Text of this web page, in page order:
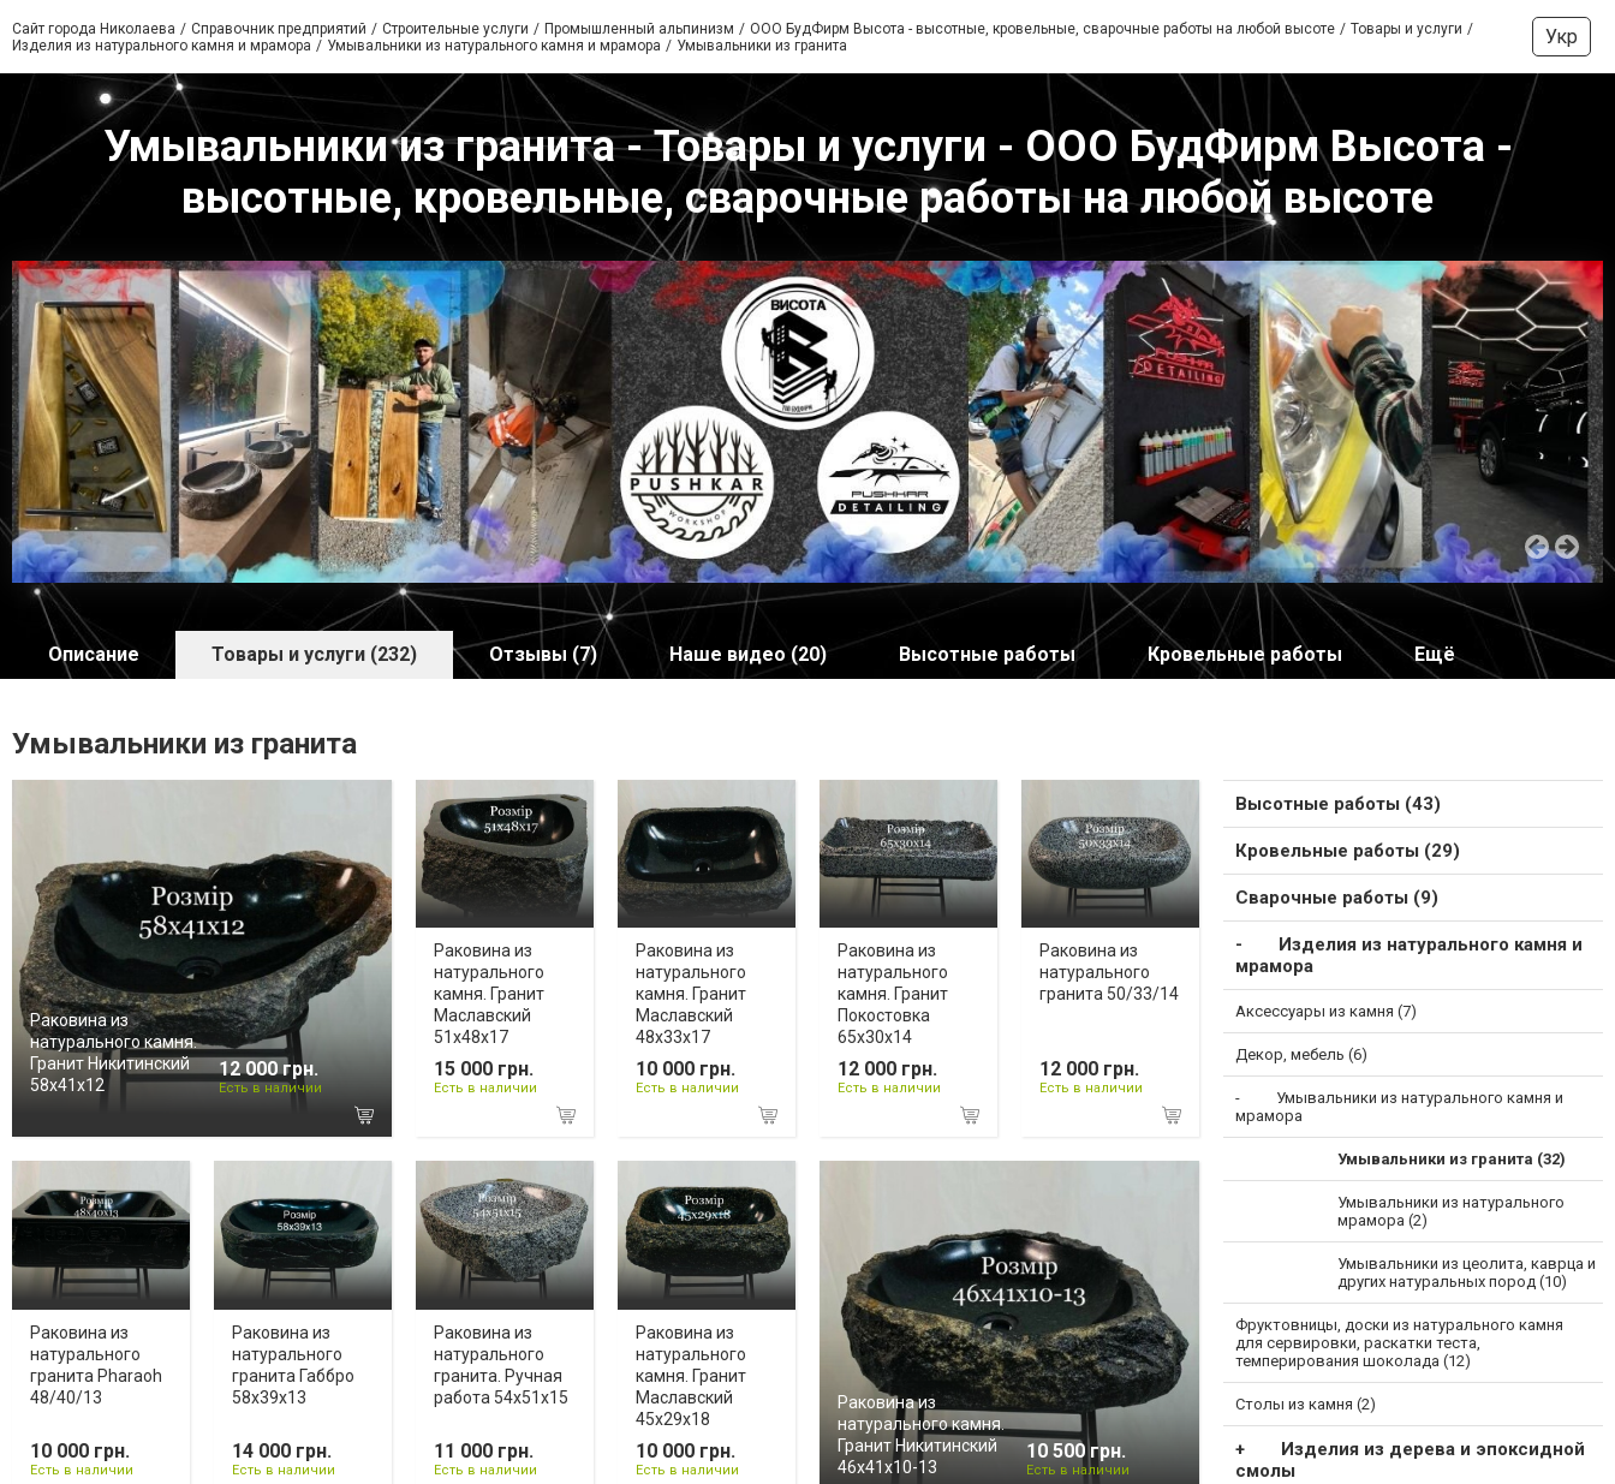
Сайт города Николаева Справочник предприятий Строительные услуги Промышленный альпинизм ООО БудФирм Высота - высотные, кровельные, сварочные работы на любой высоте
Товары и услуги
Изделия из натурального камня и мрамора
Умывальники из натурального камня и мрамора Умывальники из гранита Укр
Умывальники из гранита - Товары и услуги - ООО БудФирм Высота -
высотные, кровельные, сварочные работы на любой высоте
Описание Товары и услуги (232) Отзывы (7) Наше видео (20) Высотные работы Кровельные работы Ещё
Умывальники из гранита
Раковина из
натурального камня.
Гранит Никитинский
58х41х12
12 000 грн.
Есть в наличии
Раковина из
натурального
камня. Гранит
Маславский
51х48х17
15 000 грн.
Есть в наличии
Раковина из
натурального
камня. Гранит
Маславский
48х33х17
10 000 грн.
Есть в наличии
Раковина из
натурального
камня. Гранит
Покостовка
65х30х14
12 000 грн.
Есть в наличии
Раковина из
натурального
гранита 50/33/14
12 000 грн.
Есть в наличии
Раковина из
натурального
гранита Pharaoh
48/40/13
10 000 грн.
Есть в наличии
Раковина из
натурального
гранита Габбро
58х39х13
14 000 грн.
Есть в наличии
Раковина из
натурального
гранита. Ручная
работа 54х51х15
11 000 грн.
Есть в наличии
Раковина из
натурального
камня. Гранит
Маславский
45х29х18
10 000 грн.
Есть в наличии
Раковина из
натурального камня.
Гранит Никитинский
46х41х10-13
10 500 грн.
Есть в наличии
Высотные работы (43)
Кровельные работы (29)
Сварочные работы (9)
Изделия из натурального камня и
мрамора
Аксессуары из камня (7)
Декор, мебель (6)
Умывальники из натурального камня и
мрамора
Умывальники из гранита (32)
Умывальники из натурального
мрамора (2)
Умывальники из цеолита, каврца и
других натуральных пород (10)
Фруктовницы, доски из натурального камня
для сервировки, раскатки теста,
темперирования шоколада (12)
Столы из камня (2)
Изделия из дерева и эпоксидной
смолы